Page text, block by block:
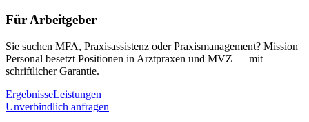
Für Arbeitgeber
Sie suchen MFA, Praxisassistenz oder Praxismanagement? Mission
Personal besetzt Positionen in Arztpraxen und MVZ — mit
schriftlicher Garantie.
ErgebnisseLeistungen
Unverbindlich anfragen